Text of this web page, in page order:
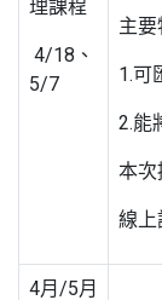
理課程
4/18、
5/7
主要
1.可
2.能
本次
線上
4月/5月